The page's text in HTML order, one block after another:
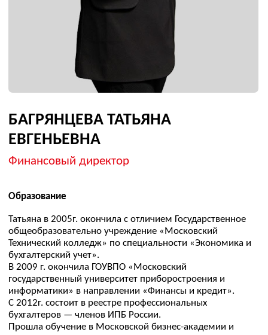
Финансовый директор
Татьяна в 2005г. окончила с отличием Государственное
общеобразовательно учреждение «Московский
Технический колледж» по специальности «Экономика и
В 2009 г. окончила ГОУВПО «Московский
государственный университет приборостроения и
бухгалтеров — членов ИПБ России.
Прошла обучение в Московской бизнес-академии и
получила диплом о профессиональной переподготовке
по программе Mini-MBA: Антикризисное управление
Татьяна работает в ОВЛ-Энерго практически с основания
принимать правильные управленческие решения.
Основные задачи:
— управление финансовыми потоками и рисками,
финансовое планирование и отчётность.
— определение финансовой политики организации,
разработка и осуществление мер по обеспечению её
финансовой устойчивости.
— управление финансами, исходя из стратегических
целей и перспектив развития организации, определение
источников финансирования с учётом рыночной
конъюнктур.